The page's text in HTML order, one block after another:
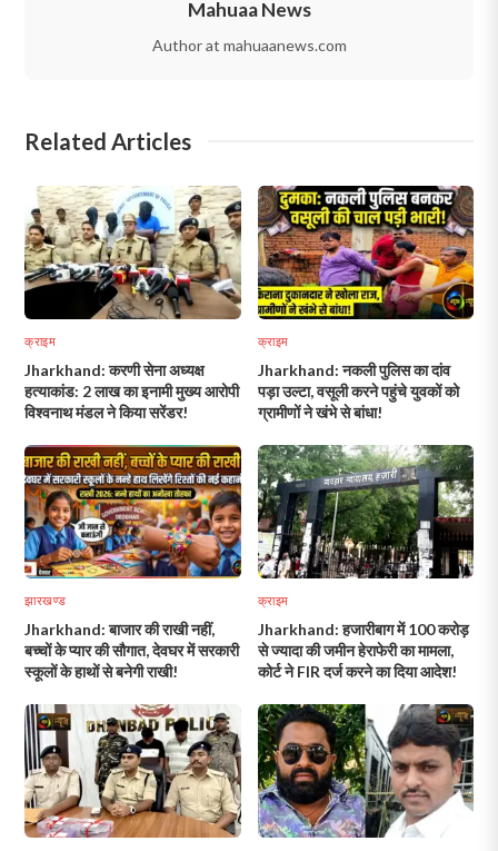
Mahuaa News
Author at mahuaanews.com
Related Articles
क्राइम
Jharkhand: करणी सेना अध्यक्ष
हत्याकांड: 2 लाख का इनामी मुख्य आरोपी
विश्वनाथ मंडल ने किया सरेंडर!
क्राइम
Jharkhand: नकली पुलिस का दांव
पड़ा उल्टा, वसूली करने पहुंचे युवकों को
ग्रामीणों ने खंभे से बांधा!
झारखण्ड
Jharkhand: बाजार की राखी नहीं,
बच्चों के प्यार की सौगात, देवघर में सरकारी
स्कूलों के हाथों से बनेगी राखी!
क्राइम
Jharkhand: हजारीबाग में 100 करोड़
से ज्यादा की जमीन हेराफेरी का मामला,
कोर्ट ने FIR दर्ज करने का दिया आदेश!